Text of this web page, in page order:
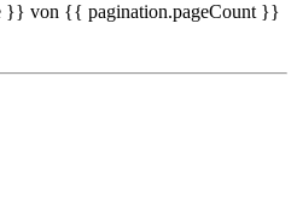
}} von {{ pagination.pageCount }}